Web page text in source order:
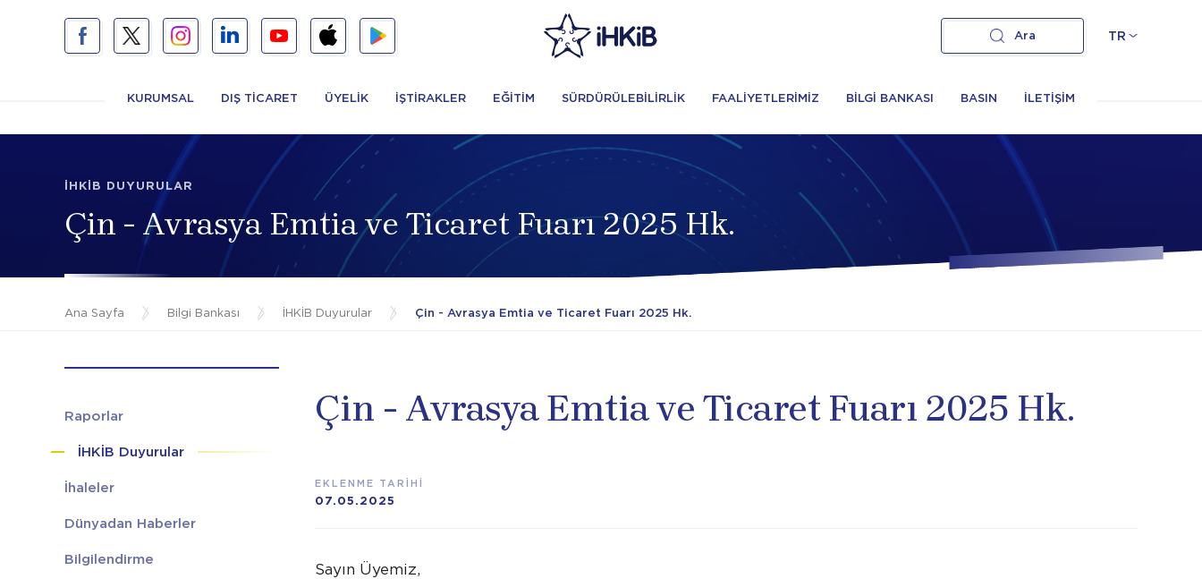
TR
Ara
KURUMSAL DIŞ TİCARET ÜYELİK İŞTİRAKLER EĞİTİM SÜRDÜRÜLEBİLİRLİK FAALİYETLERİMİZ BİLGİ BANKASI BASIN İLETİŞİM
İHKİB DUYURULAR
Çin - Avrasya Emtia ve Ticaret Fuarı 2025 Hk.
Ana Sayfa / Bilgi Bankası / İHKİB Duyurular / Çin - Avrasya Emtia ve Ticaret Fuarı 2025 Hk.
Raporlar
İHKİB Duyurular
İhaleler
Dünyadan Haberler
Bilgilendirme
Çin - Avrasya Emtia ve Ticaret Fuarı 2025 Hk.
EKLENME TARİHİ
07.05.2025
Sayın Üyemiz,